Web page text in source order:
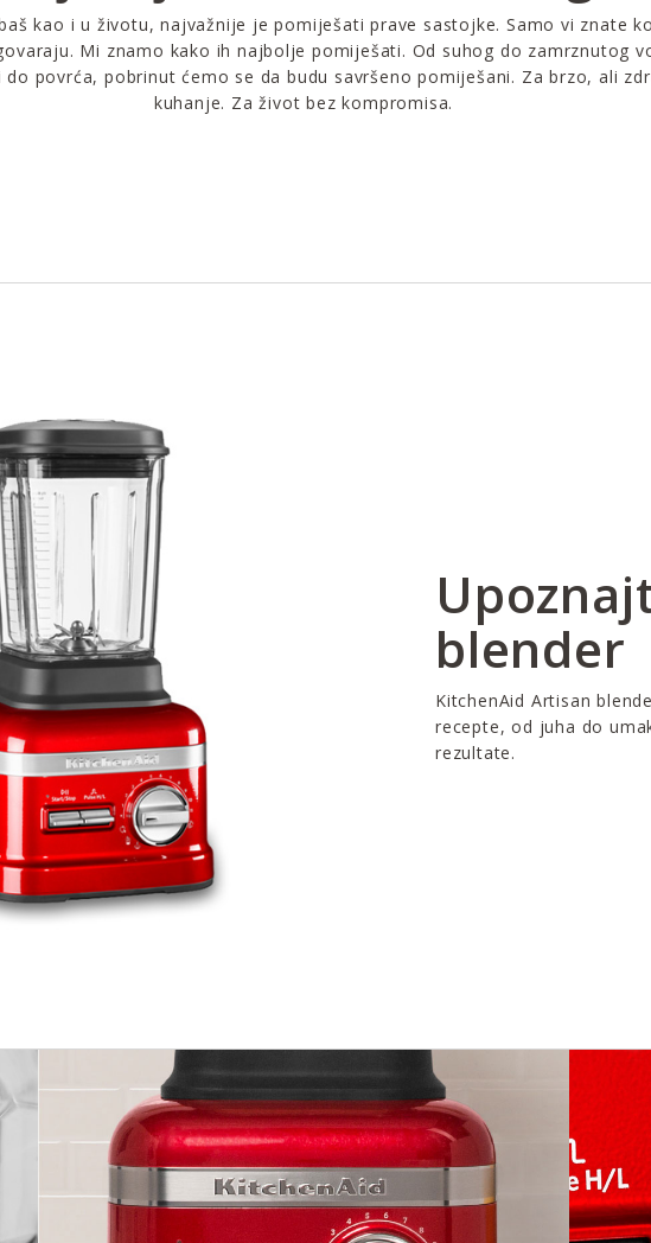
kao i u životu, najvažnije je pomiješati prave sastojke. Samo vi znate
Mi znamo kako ih najbolje pomiješati. Od suhog do zamrznutog
do povrća, pobrinut ćemo se da budu savršeno pomiješani. Za brzo, ali
kuhanje. Za život bez kompromisa.
blender
KitchenAid Artisan
recepte, od juha do
rezultate.